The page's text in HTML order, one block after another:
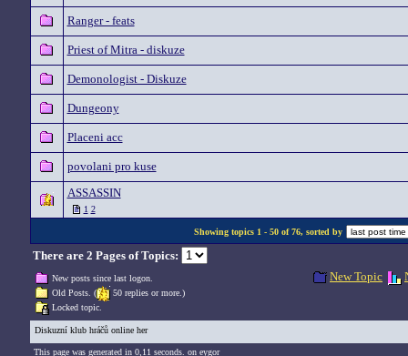
Ranger - feats
Priest of Mitra - diskuze
Demonologist - Diskuze
Dungeony
Placeni acc
povolani pro kuse
ASSASSIN
1 2
Showing topics 1 - 50 of 76, sorted by
There are 2 Pages of Topics:
New posts since last logon.
Old Posts. (
50 replies or more.)
Locked topic.
New Topic
Diskuzní klub hráčů online her
This page was generated in 0,11 seconds. on eygor